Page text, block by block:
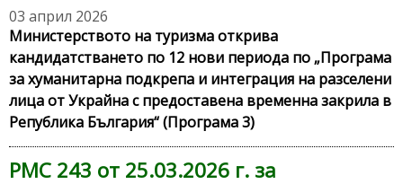
03 април 2026
Министерството на туризма открива
кандидатстването по 12 нови периода по „Програма
за хуманитарна подкрепа и интеграция на разселени
лица от Украйна с предоставена временна закрила в
Република България“ (Програма 3)
РМС 243 от 25.03.2026 г. за